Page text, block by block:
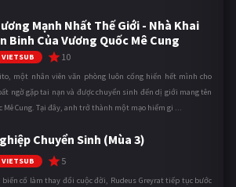
Mạnh Nhất Thế Giới - Nhà Khai
Binh Của Vương Quốc Mê Cung
VIETSUB 10
một nhân viên văn phòng luôn cống hiến hết mình cho
ngờ gặp tai nạn và được chuyển sinh đến dị giới mang tên
Mê Cung. Tại đây, anh trở thành một mạo hiểm gi ...
Chuyển Sinh (Mùa 3)
VIETSUB 5
biến cố làm thay đổi cuộc đời, Rudeus Greyrat tiếp tục bước